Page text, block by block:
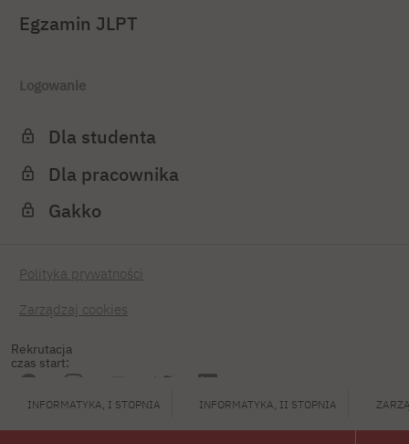
Rekrutacja
czas start:
INFORMATYKA, I STOPNIA INFORMATYKA, II STOPNIA
Egzamin JLPT
Logowanie
Dla studenta
Dla pracownika
Gakko
Polityka prywatności
Zarządzaj cookies